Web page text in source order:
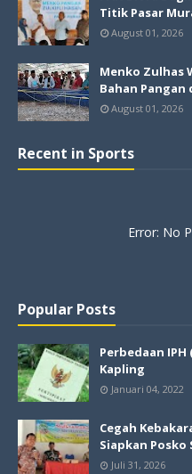
Titik Pasar
August 01, 2026
Menko Zulhas
Bahan Pangan
August 01, 2026
Recent in Sports
Error: No
Popular Posts
Perbedaan
Kapling
Januari 04, 2022
Cegah
Siapkan Posko
Juli 31, 2026